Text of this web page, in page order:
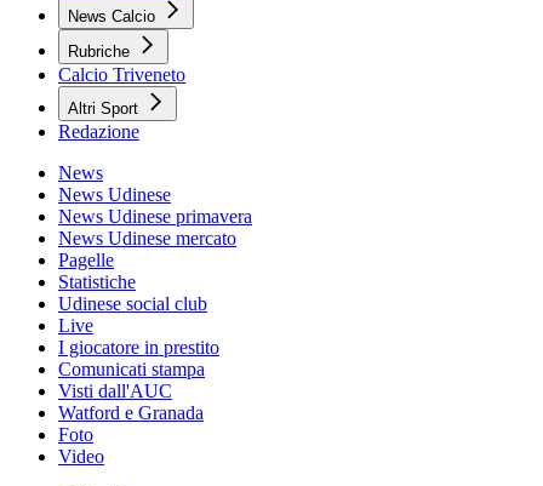
News Calcio
Rubriche
Calcio Triveneto
Altri Sport
Redazione
News
News Udinese
News Udinese primavera
News Udinese mercato
Pagelle
Statistiche
Udinese social club
Live
I giocatore in prestito
Comunicati stampa
Visti dall'AUC
Watford e Granada
Foto
Video